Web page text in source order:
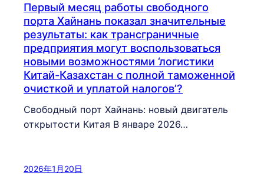
Первый месяц работы свободного
порта Хайнань показал значительные
результаты: как трансграничные
предприятия могут воспользоваться
новыми возможностями ‘логистики
Китай-Казахстан с полной таможенной
очисткой и уплатой налогов’?
Свободный порт Хайнань: новый двигатель
открытости Китая В январе 2026…
2026年1月20日